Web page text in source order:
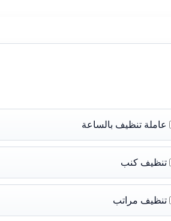
عاملة تنظيف بالساعة
تنظيف كنب
تنظيف مراتب